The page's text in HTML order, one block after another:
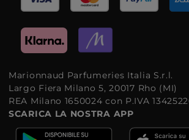
Marionnaud Parfumeries Italia S.r.l.
Largo Fiera Milano 5, 20017 Rho (MI)
REA Milano 1650024 con P.IVA
SCARICA LA NOSTRA APP